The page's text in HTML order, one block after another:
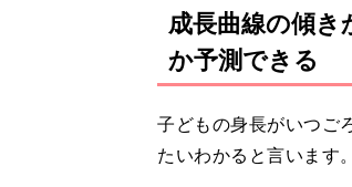
成長曲線の傾
か予測できる
子どもの身長がいつご
たいわかると言います